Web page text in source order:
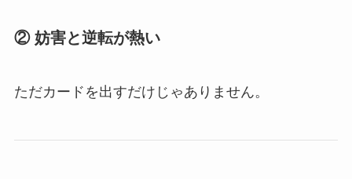
② 妨害と逆転が熱い
ただカードを出すだけじゃありません。